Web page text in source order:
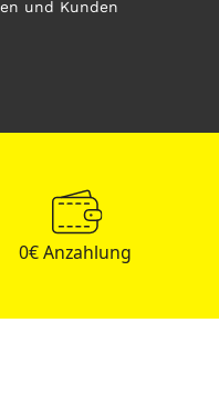
und Kunden
0€ Anzahlung